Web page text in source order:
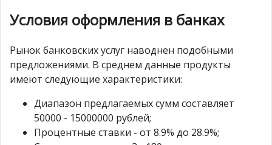
Условия оформления в банках
Рынок банковских услуг наводнен подобными
предложениями. В среднем данные продукты
имеют следующие характеристики:
Диапазон предлагаемых сумм составляет
50000 - 15000000 рублей;
Процентные ставки - от 8.9% до 28.9%;